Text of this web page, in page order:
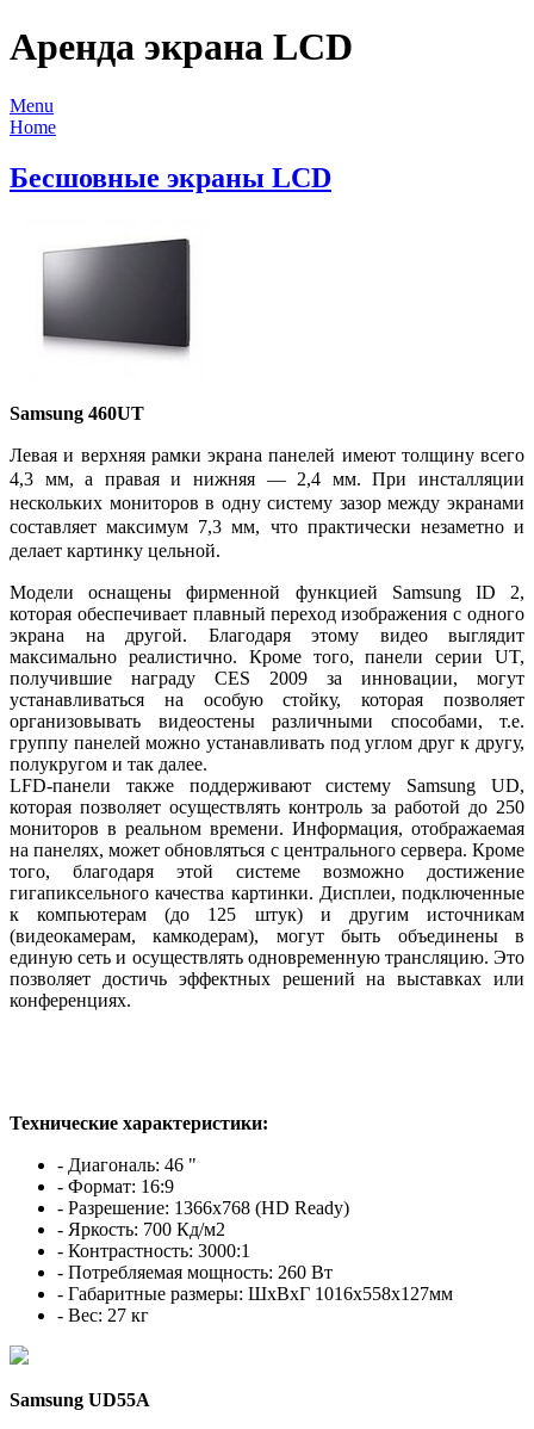
Аренда экрана LCD
Menu
Home
Бесшовные экраны LCD
Samsung 460UT
Левая и верхняя рамки экрана панелей имеют толщину всего
4,3 мм, а правая и нижняя — 2,4 мм. При инсталляции
нескольких мониторов в одну систему зазор между экранами
составляет максимум 7,3 мм, что практически незаметно и
делает картинку цельной.
Модели оснащены фирменной функцией Samsung ID 2,
которая обеспечивает плавный переход изображения с одного
экрана на другой. Благодаря этому видео выглядит
максимально реалистично. Кроме того, панели серии UT,
получившие награду CES 2009 за инновации, могут
устанавливаться на особую стойку, которая позволяет
организовывать видеостены различными способами, т.е.
группу панелей можно устанавливать под углом друг к другу,
полукругом и так далее.
LFD-панели также поддерживают систему Samsung UD,
которая позволяет осуществлять контроль за работой до 250
мониторов в реальном времени. Информация, отображаемая
на панелях, может обновляться с центрального сервера. Кроме
того, благодаря этой системе возможно достижение
гигапиксельного качества картинки. Дисплеи, подключенные
к компьютерам (до 125 штук) и другим источникам
(видеокамерам, камкодерам), могут быть объединены в
единую сеть и осуществлять одновременную трансляцию. Это
позволяет достичь эффектных решений на выставках или
конференциях.
Технические характеристики:
- Диагональ: 46 "
- Формат: 16:9
- Разрешение: 1366x768 (HD Ready)
- Яркость: 700 Кд/м2
- Контрастность: 3000:1
- Потребляемая мощность: 260 Вт
- Габаритные размеры: ШхВхГ 1016х558х127мм
- Вес: 27 кг
Samsung UD55A